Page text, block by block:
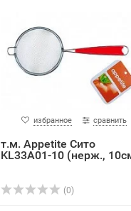
избранное сравнить
т.м. Appetite Сито
KL33A01-10 (нерж.,
(0)